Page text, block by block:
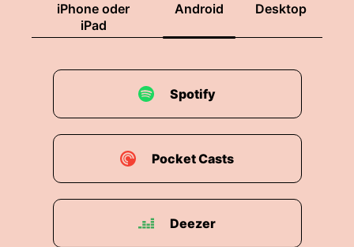
iPhone oder
iPad
Android Desktop
Spotify
Pocket Casts
Deezer